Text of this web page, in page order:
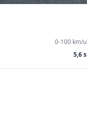
0-100 km/u
5,6 s